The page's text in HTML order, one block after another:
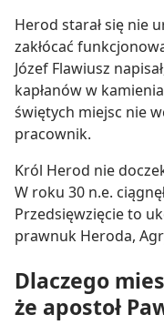
Herod starał się nie
zakłócać
Józef Flawiusz
kapłanów w
świętych miejsc nie
pracownik.
Król Herod nie
W roku 30 n.e.
Przedsięwzięcie to
prawnuk Heroda,
Dlaczego
że apostoł